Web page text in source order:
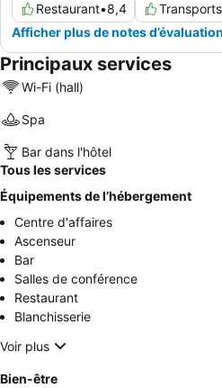
Restaurant•8,4
Afficher plus de notes d’évaluation
Principaux services
Wi-Fi (hall)
Spa
Bar dans l'hôtel
Tous les services
Équipements de l’hébergement
Centre d'affaires
Ascenseur
Bar
Salles de conférence
Restaurant
Blanchisserie
Voir plus
Bien-être